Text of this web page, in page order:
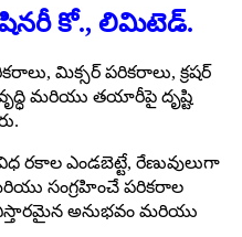
కో., లిమిటెడ్.
మిక్సర్ పరికరాలు, క్రషర్
మరియు తయారీపై దృష్టి
రకాల ఎండబెట్టే, రేణువులుగా
సంగ్రహించే పరికరాల
విస్తారమైన అనుభవం మరియు